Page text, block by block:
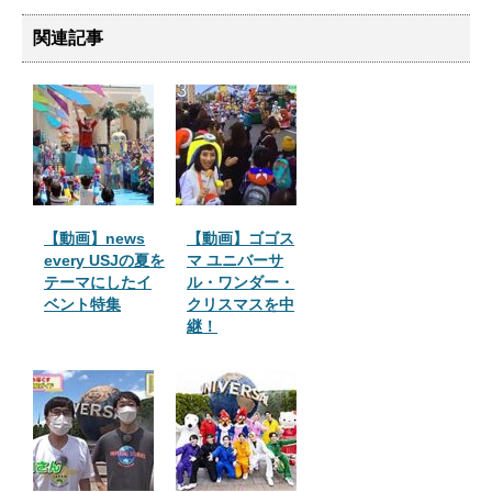
関連記事
【動画】news
every USJの夏を
テーマにしたイ
ベント特集
【動画】ゴゴス
マ ユニバーサ
ル・ワンダー・
クリスマスを中
継！